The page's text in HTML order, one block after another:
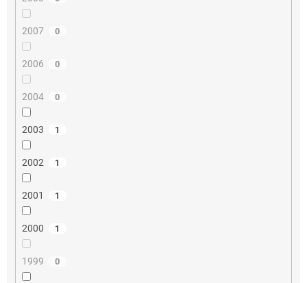
2007 0
2006 0
2004 0
2003 1
2002 1
2001 1
2000 1
1999 0